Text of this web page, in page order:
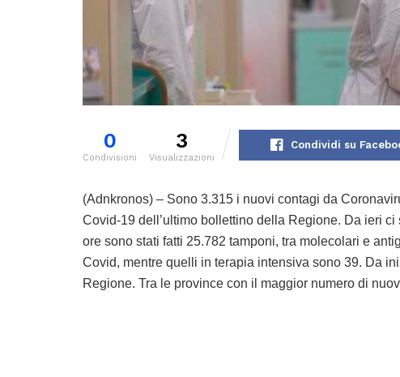
0
Condivisioni
3
Visualizzazioni
Condividi su
(Adnkronos) – Sono 3.315 i nuovi contagi da
Covid-19 dell’ultimo bollettino della Regione. Da ieri
ore sono stati fatti 25.782 tamponi, tra molecolari e
Covid, mentre quelli in terapia intensiva sono 39. Da
Regione. Tra le province con il maggior numero di